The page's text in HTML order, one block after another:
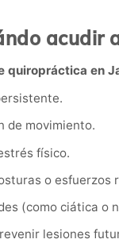
acudir
quiropráctica en
de movimiento.
físico.
o esfuerzos
(como ciática o
lesiones